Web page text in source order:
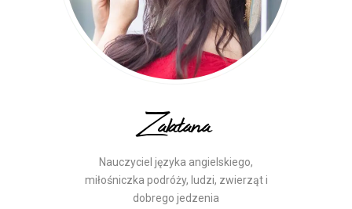
Zalatana
Nauczyciel języka angielskiego,
miłośniczka podróży, ludzi, zwierząt i
dobrego jedzenia